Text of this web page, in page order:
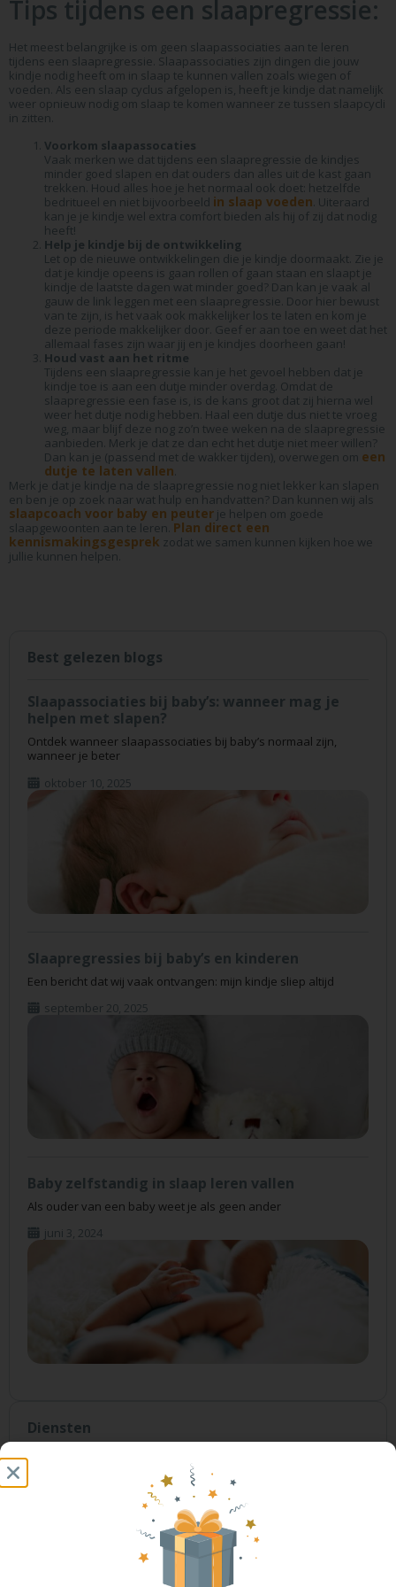
Tips tijdens een slaapregressie:
Het meest belangrijke is om geen slaapassociaties aan te leren
tijdens een slaapregressie. Slaapassociaties zijn dingen die jouw
kindje nodig heeft om in slaap te kunnen vallen zoals wiegen of
voeden. Als een slaap cyclus afgelopen is, heeft je kindje dat namelijk
weer opnieuw nodig om slaap te komen wanneer ze tussen slaapcycli
in zitten.
Voorkom slaapassocaties
Vaak merken we dat tijdens een slaapregressie de kindjes
minder goed slapen en dat ouders dan alles uit de kast gaan
trekken. Houd alles hoe je het normaal ook doet: hetzelfde
bedritueel en niet bijvoorbeeld in slaap voeden . Uiteraard
kan je je kindje wel extra comfort bieden als hij of zij dat nodig
heeft!
Help je kindje bij de ontwikkeling
Let op de nieuwe ontwikkelingen die je kindje doormaakt. Zie je
dat je kindje opeens is gaan rollen of gaan staan en slaapt je
kindje de laatste dagen wat minder goed? Dan kan je vaak al
gauw de link leggen met een slaapregressie. Door hier bewust
van te zijn, is het vaak ook makkelijker los te laten en kom je
deze periode makkelijker door. Geef er aan toe en weet dat het
allemaal fases zijn waar jij en je kindjes doorheen gaan!
Houd vast aan het ritme
Tijdens een slaapregressie kan je het gevoel hebben dat je
kindje toe is aan een dutje minder overdag. Omdat de
slaapregressie een fase is, is de kans groot dat zij hierna wel
weer het dutje nodig hebben. Haal een dutje dus niet te vroeg
weg, maar blijf deze nog zo’n twee weken na de slaapregressie
aanbieden. Merk je dat ze dan echt het dutje niet meer willen?
Dan kan je (passend met de wakker tijden), overwegen om een
dutje te laten vallen
Merk je dat je kindje na de slaapregressie nog niet lekker kan slapen
en ben je op zoek naar wat hulp en handvatten? Dan kunnen wij als
slaapcoach voor baby en peuter je helpen om goede
slaapgewoonten aan te leren. Plan direct een
kennismakingsgesprek zodat we samen kunnen kijken hoe we
jullie kunnen helpen.
Best gelezen blogs
Slaapassociaties bij baby’s: wanneer mag je
helpen met slapen?
Ontdek wanneer slaapassociaties bij baby’s normaal zijn,
wanneer je beter
oktober 10, 2025
Slaapregressies bij baby’s en kinderen
Een bericht dat wij vaak ontvangen: mijn kindje sliep altijd
september 20, 2025
Baby zelfstandig in slaap leren vallen
Als ouder van een baby weet je als geen ander
juni 3, 2024
Diensten
Slaapcoaching op maat →
Baby slaapcoach opleiding →